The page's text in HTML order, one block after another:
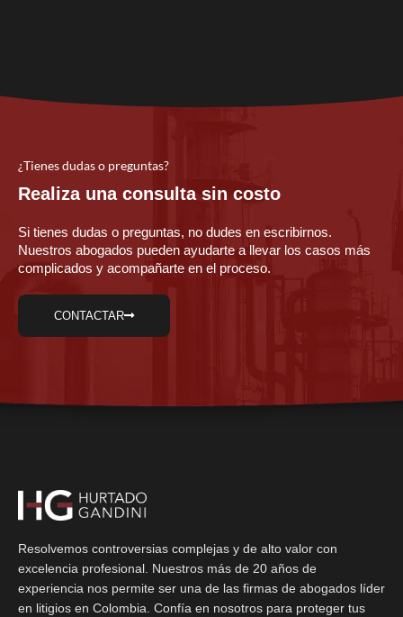
¿Tienes dudas o preguntas?
Realiza una consulta sin costo
Si tienes dudas o preguntas, no dudes en escribirnos.
Nuestros abogados pueden ayudarte a llevar los casos más
complicados y acompañarte en el proceso.
CONTACTAR
Resolvemos controversias complejas y de alto valor con
excelencia profesional. Nuestros más de 20 años de
experiencia nos permite ser una de las firmas de abogados líder
en litigios en Colombia. Confía en nosotros para proteger tus